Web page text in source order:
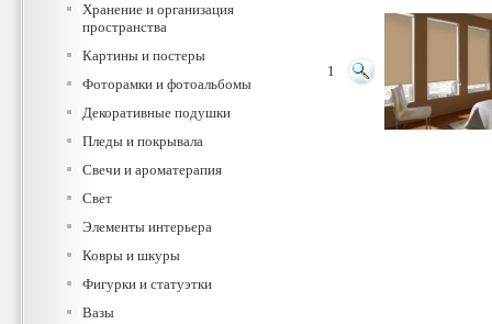
Хранение и организация
пространства
Картины и постеры
Фоторамки и фотоальбомы
Декоративные подушки
Пледы и покрывала
Свечи и ароматерапия
Свет
Элементы интерьера
Ковры и шкуры
Фигурки и статуэтки
Вазы
1